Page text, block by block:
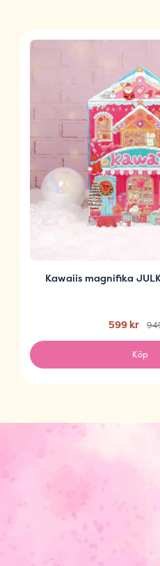
Kawaiis magnifika
599 kr
Köp